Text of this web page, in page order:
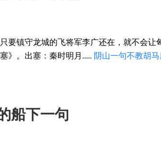
要镇守龙城的飞将军李广还在，就不会让
》。出塞：秦时明月..... 阴山一句不教胡
船下一句